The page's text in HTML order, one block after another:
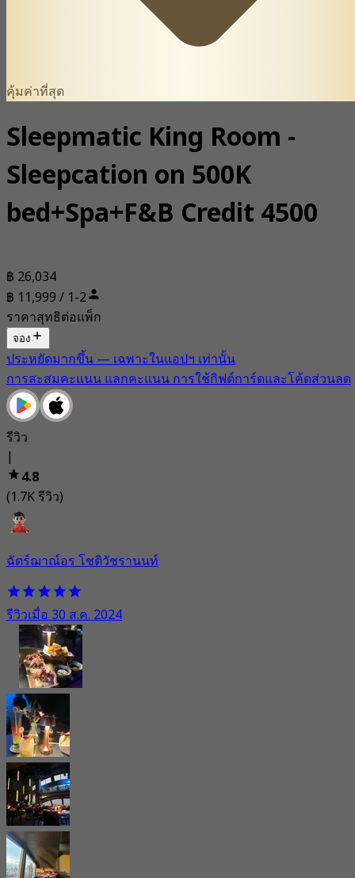
คุ้มค่าที่สุด
Sleepmatic King Room -
Sleepcation on 500K
bed+Spa+F&B Credit 4500
฿ 26,034
฿ 11,999 / 1-2
ราคาสุทธิต่อแพ็ก
จอง
ประหยัดมากขึ้น — เฉพาะในแอปฯ เท่านั้น
การสะสมคะแนน แลกคะแนน การใช้กิฟต์การ์ดและโค้ดส่วนลด
รีวิว
|
4.8
(1.7K รีวิว)
ฉัตร์ฌาณ์อร โชติวัชรานนท์
รีวิวเมื่อ 30 ส.ค. 2024